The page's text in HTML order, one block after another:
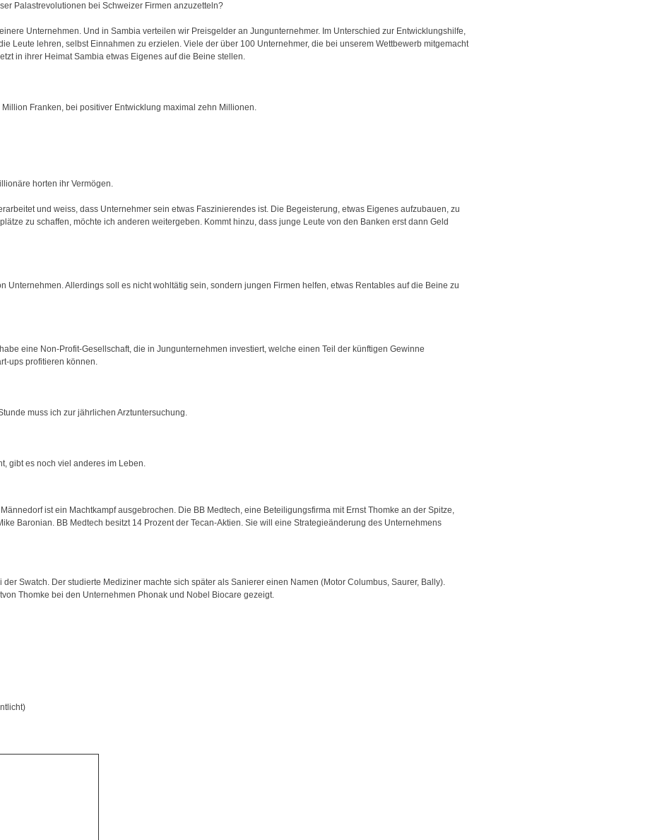
Palastrevolutionen bei Schweizer Firmen anzuzetteln?
Unternehmen. Und in Sambia verteilen wir Preisgelder an Jungunternehmer. Im Unterschied zur Entwicklungshilfe,
Leute lehren, selbst Einnahmen zu erzielen. Viele der über 100 Unternehmer, die bei unserem Wettbewerb mitgemacht
in ihrer Heimat Sambia etwas Eigenes auf die Beine stellen.
Franken, bei positiver Entwicklung maximal zehn Millionen.
horten ihr Vermögen.
und weiss, dass Unternehmer sein etwas Faszinierendes ist. Die Begeisterung, etwas Eigenes aufzubauen, zu
zu schaffen, möchte ich anderen weitergeben. Kommt hinzu, dass junge Leute von den Banken erst dann Geld
Unternehmen. Allerdings soll es nicht wohltätig sein, sondern jungen Firmen helfen, etwas Rentables auf die Beine zu
eine Non-Profit-Gesellschaft, die in Jungunternehmen investiert, welche einen Teil der künftigen Gewinne
ups profitieren können.
muss ich zur jährlichen Arztuntersuchung.
gibt es noch viel anderes im Leben.
ist ein Machtkampf ausgebrochen. Die BB Medtech, eine Beteiligungsfirma mit Ernst Thomke an der Spitze,
Baronian. BB Medtech besitzt 14 Prozent der Tecan-Aktien. Sie will eine Strategieänderung des Unternehmens
Swatch. Der studierte Mediziner machte sich später als Sanierer einen Namen (Motor Columbus, Saurer, Bally).
Thomke bei den Unternehmen Phonak und Nobel Biocare gezeigt.